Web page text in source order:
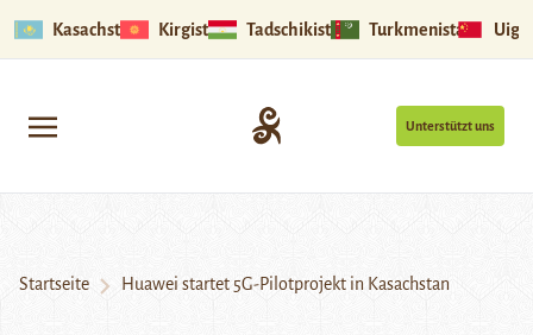
Kasachstan Kirgistan Tadschikistan Turkmenistan
Unterstützt uns
Startseite Huawei startet 5G-Pilotprojekt in Kasachstan